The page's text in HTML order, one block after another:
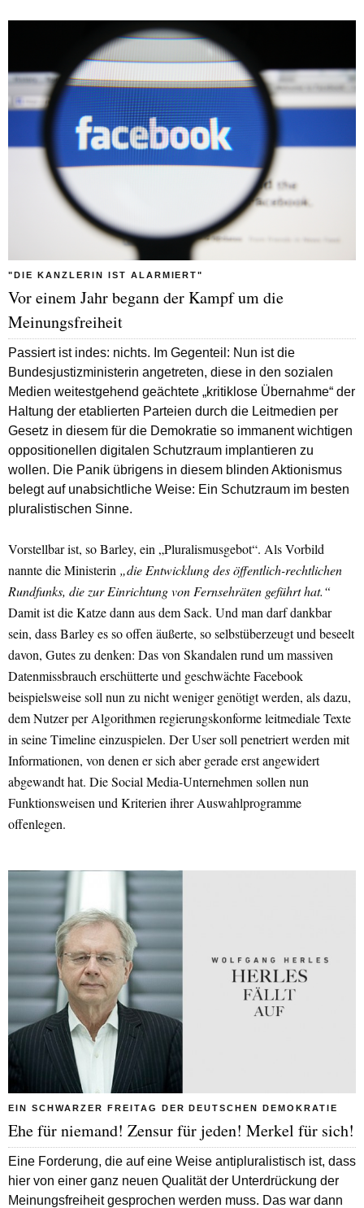
"DIE KANZLERIN IST ALARMIERT"
Vor einem Jahr begann der Kampf um die
Meinungsfreiheit
Passiert ist indes: nichts. Im Gegenteil: Nun ist die
Bundesjustizministerin angetreten, diese in den sozialen
Medien weitestgehend geächtete „kritiklose Übernahme“ der
Haltung der etablierten Parteien durch die Leitmedien per
Gesetz in diesem für die Demokratie so immanent wichtigen
oppositionellen digitalen Schutzraum implantieren zu
wollen. Die Panik übrigens in diesem blinden Aktionismus
belegt auf unabsichtliche Weise: Ein Schutzraum im besten
pluralistischen Sinne.
Vorstellbar ist, so Barley, ein „Pluralismusgebot“. Als Vorbild
nannte die Ministerin „die Entwicklung des öffentlich-rechtlichen
Rundfunks, die zur Einrichtung von Fernsehräten geführt hat.“
Damit ist die Katze dann aus dem Sack. Und man darf dankbar
sein, dass Barley es so offen äußerte, so selbstüberzeugt und beseelt
davon, Gutes zu denken: Das von Skandalen rund um massiven
Datenmissbrauch erschütterte und geschwächte Facebook
beispielsweise soll nun zu nicht weniger genötigt werden, als dazu,
dem Nutzer per Algorithmen regierungskonforme leitmediale Texte
in seine Timeline einzuspielen. Der User soll penetriert werden mit
Informationen, von denen er sich aber gerade erst angewidert
abgewandt hat. Die Social Media-Unternehmen sollen nun
Funktionsweisen und Kriterien ihrer Auswahlprogramme
offenlegen.
EIN SCHWARZER FREITAG DER DEUTSCHEN DEMOKRATIE
Ehe für niemand! Zensur für jeden! Merkel für sich!
Eine Forderung, die auf eine Weise antipluralistisch ist, dass
hier von einer ganz neuen Qualität der Unterdrückung der
Meinungsfreiheit gesprochen werden muss. Das war dann